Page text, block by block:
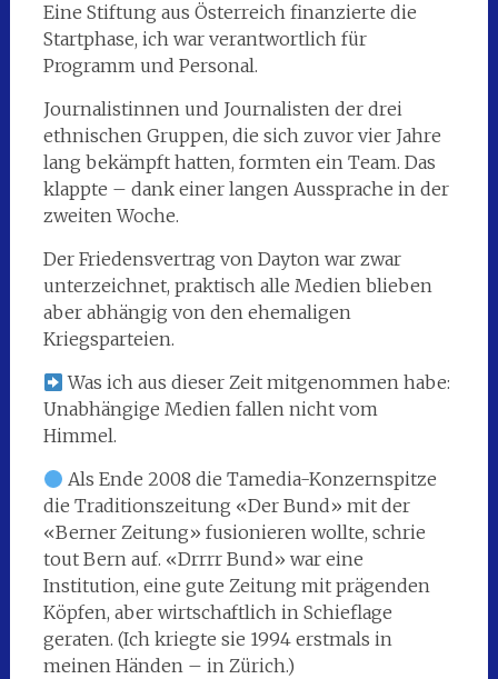
Eine Stiftung aus Österreich finanzierte die
Startphase, ich war verantwortlich für
Programm und Personal.
Journalistinnen und Journalisten der drei
ethnischen Gruppen, die sich zuvor vier Jahre
lang bekämpft hatten, formten ein Team. Das
klappte – dank einer langen Aussprache in der
zweiten Woche.
Der Friedensvertrag von Dayton war zwar
unterzeichnet, praktisch alle Medien blieben
aber abhängig von den ehemaligen
Kriegsparteien.
Was ich aus dieser Zeit mitgenommen habe:
Unabhängige Medien fallen nicht vom
Himmel.
Als Ende 2008 die Tamedia-Konzernspitze
die Traditionszeitung «Der Bund» mit der
«Berner Zeitung» fusionieren wollte, schrie
tout Bern auf. «Drrrr Bund» war eine
Institution, eine gute Zeitung mit prägenden
Köpfen, aber wirtschaftlich in Schieflage
geraten. (Ich kriegte sie 1994 erstmals in
meinen Händen – in Zürich.)